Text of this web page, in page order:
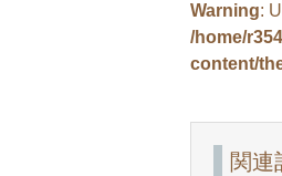
Warning:
/home/
content/
関連